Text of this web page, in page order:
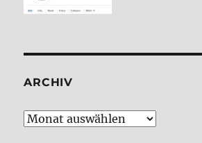
ARCHIV
Archiv